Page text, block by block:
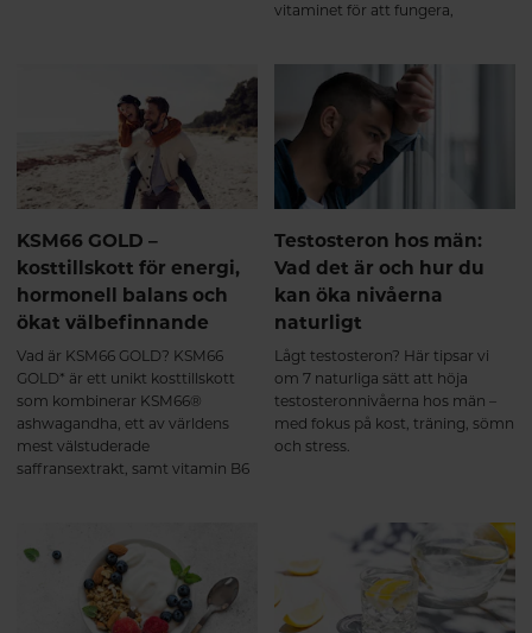
vitaminet för att fungera,
D-vitamin och symptom på
depression. Här får du veta mer
om varför det är så viktigt att
tillgodose sitt behov av D-
vitamin.
KSM66 GOLD –
kosttillskott för energi,
hormonell balans och
ökat välbefinnande
Vad är KSM66 GOLD? KSM66
GOLD* är ett unikt kosttillskott
som kombinerar KSM66®
ashwagandha, ett av världens
mest välstuderade
saffransextrakt, samt vitamin B6
och sinne vid: Stress och
utmattning Oro och
sömnproblem Hormonell
obalans Nedsatt libido Produkten
Testosteron hos män:
Vad det är och hur du
kan öka nivåerna
naturligt
Lågt testosteron? Här tipsar vi
om 7 naturliga sätt att höja
testosteronnivåerna hos män –
med fokus på kost, träning, sömn
och stress.